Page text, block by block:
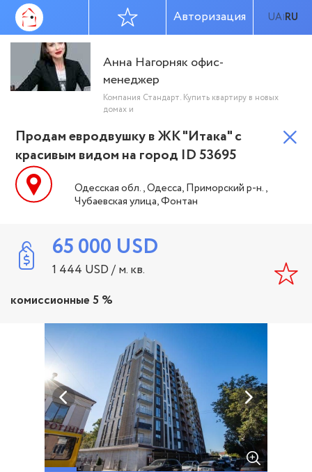
UA|RU
Авторизация
Анна Нагорняк офис-
менеджер
Компания Стандарт. Купить квартиру в новых
домах и
Продам евродвушку в ЖК "Итака" с
красивым видом на город ID 53695
Одесская обл., Одесса, Приморский р-н.,
Чубаевская улица, Фонтан
65 000 USD
1 444 USD/ м. кв.
комиссионные 5 %